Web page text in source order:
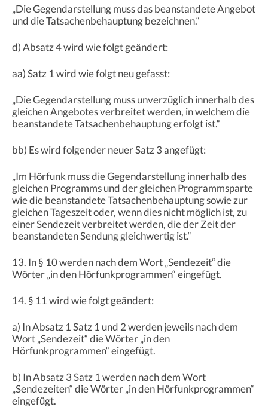
„Die Gegendarstellung muss das beanstandete Angebot
und die Tatsachenbehauptung bezeichnen.“
d) Absatz 4 wird wie folgt geändert:
aa) Satz 1 wird wie folgt neu gefasst:
„Die Gegendarstellung muss unverzüglich innerhalb des
gleichen Angebotes verbreitet werden, in welchem die
beanstandete Tatsachenbehauptung erfolgt ist.“
bb) Es wird folgender neuer Satz 3 angefügt:
„Im Hörfunk muss die Gegendarstellung innerhalb des
gleichen Programms und der gleichen Programmsparte
wie die beanstandete Tatsachenbehauptung sowie zur
gleichen Tageszeit oder, wenn dies nicht möglich ist, zu
einer Sendezeit verbreitet werden, die der Zeit der
beanstandeten Sendung gleichwertig ist.“
13. In § 10 werden nach dem Wort „Sendezeit“ die
Wörter „in den Hörfunkprogrammen“ eingefügt.
14. § 11 wird wie folgt geändert:
a) In Absatz 1 Satz 1 und 2 werden jeweils nach dem
Wort „Sendezeit“ die Wörter „in den
Hörfunkprogrammen“ eingefügt.
b) In Absatz 3 Satz 1 werden nach dem Wort
„Sendezeiten“ die Wörter „in den Hörfunkprogrammen“
eingefügt.